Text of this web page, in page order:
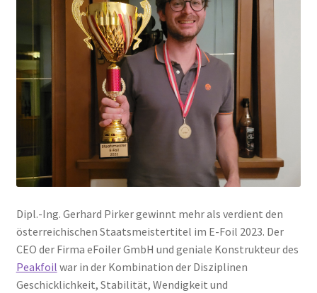
Dipl.-Ing. Gerhard Pirker gewinnt mehr als verdient den
österreichischen Staatsmeistertitel im E-Foil 2023. Der
CEO der Firma eFoiler GmbH und geniale Konstrukteur des
Peakfoil war in der Kombination der Disziplinen
Geschicklichkeit, Stabilität, Wendigkeit und